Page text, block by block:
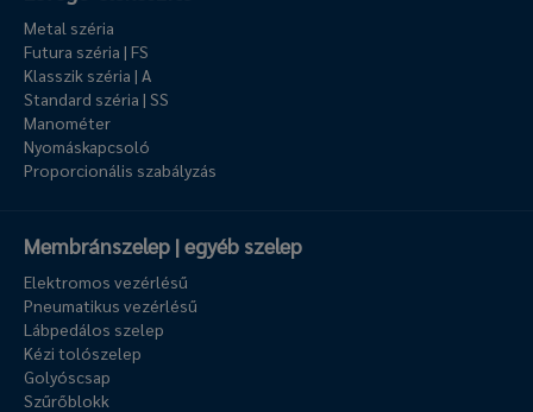
Metal széria
Futura széria | FS
Klasszik széria | A
Standard széria | SS
Manométer
Nyomáskapcsoló
Proporcionális szabályzás
Membránszelep | egyéb szelep
Elektromos vezérlésű
Pneumatikus vezérlésű
Lábpedálos szelep
Kézi tolószelep
Golyóscsap
Szűrőblokk